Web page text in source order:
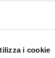
i cookie
UNIQUE